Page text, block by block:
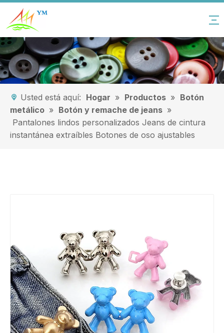
Usted está aquí: Hogar » Productos » Botón
metálico » Botón y remache de jeans »
Pantalones lindos personalizados Jeans de cintura
instantánea extraíbles Botones de oso ajustables